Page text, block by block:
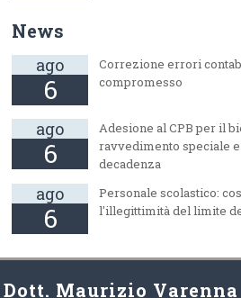
News
ago
6
Correzione errori
compromesso
ago
6
Adesione al CPB per il
ravvedimento speciale
decadenza
ago
6
Personale scolastico:
l'illegittimità del limite
Dott. Maurizio Varenna